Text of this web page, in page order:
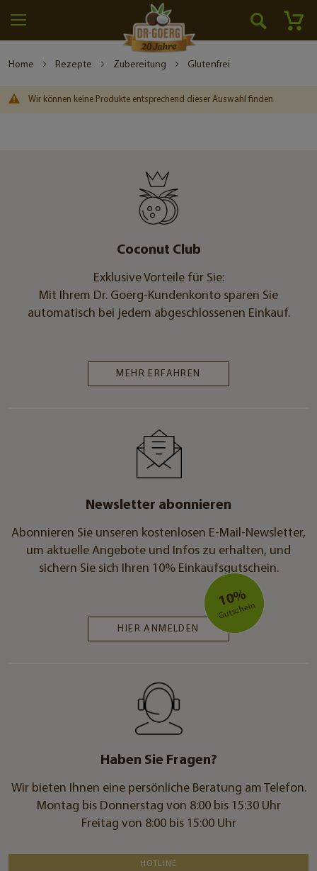
Home Rezepte Zubereitung Glutenfrei
Wir können keine Produkte entsprechend dieser Auswahl finden
Coconut Club
Exklusive Vorteile für Sie:
Mit Ihrem Dr. Goerg-Kundenkonto sparen Sie
automatisch bei jedem abgeschlossenen Einkauf.
MEHR ERFAHREN
Newsletter abonnieren
Abonnieren Sie unseren kostenlosen E-Mail-Newsletter,
um aktuelle Angebote und Infos zu erhalten, und
sichern Sie sich Ihren 10% Einkaufsgutschein.
HIER ANMELDEN
10%
Gutschein
Haben Sie Fragen?
Wir bieten Ihnen eine persönliche Beratung am Telefon.
Montag bis Donnerstag von 8:00 bis 15:30 Uhr
Freitag von 8:00 bis 15:00 Uhr